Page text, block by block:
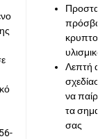
Λεπτή
να
τα
σας